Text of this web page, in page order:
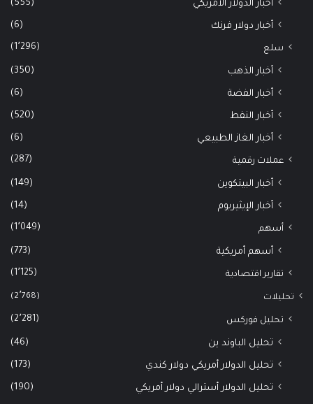
أخبار الدولار الأمريكي (555)
أخبار دولار فرنك (6)
سلع (1٬296)
أخبار الذهب (350)
أخبار الفضة (6)
أخبار النفط (520)
أخبار الغاز الطبيعي (6)
عملات رقمية (287)
أخبار البيتكوين (149)
أخبار الإيثيريوم (14)
أسهم (1٬049)
أسهم أمريكية (773)
تقارير اقتصادية (1٬125)
تحليلات (2٬768)
تحليل فوركس (2٬281)
تحليل الباوند ين (46)
تحليل الدولار أمريكي دولار كندي (173)
تحليل الدولار أسترالي دولار أمريكي (190)